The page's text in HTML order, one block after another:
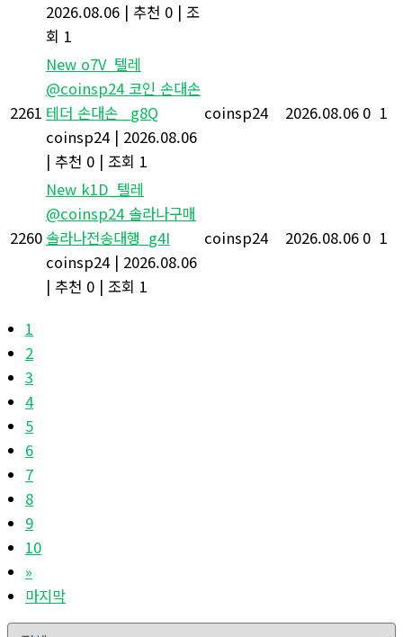
2026.08.06 | 추천 0 | 조
회 1
2261
New o7V_텔레
@coinsp24 코인 손대손
테더 손대손 _g8Q
coinsp24 | 2026.08.06
| 추천 0 | 조회 1
coinsp24 2026.08.06 0 1
2260
New k1D_텔레
@coinsp24 솔라나구매
솔라나전송대행_g4I
coinsp24 | 2026.08.06
| 추천 0 | 조회 1
coinsp24 2026.08.06 0 1
1
2
3
4
5
6
7
8
9
10
»
마지막